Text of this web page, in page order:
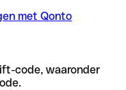
met Qonto
code, waaronder